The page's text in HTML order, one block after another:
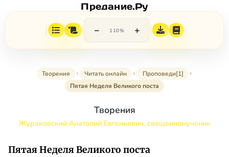
Предание.Ру
− 110% +
Творения Читать онлайн
Проповеди[1]
Пятая Неделя Великого поста
Творения
Жураковский Анатолий Евгеньевич, священномученик
Пятая Неделя Великого поста